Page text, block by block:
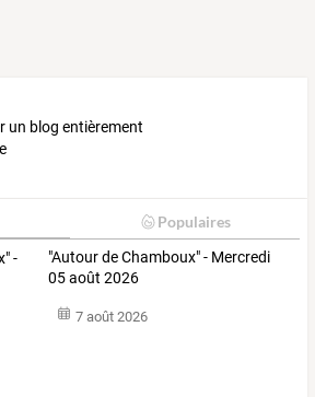
un blog entièrement
Populaires
"Autour de Chamboux" - Mercredi
05 août 2026
7 août 2026